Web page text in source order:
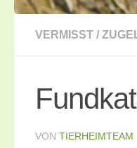
VERMISST /
VON TIERHEIMTEAM